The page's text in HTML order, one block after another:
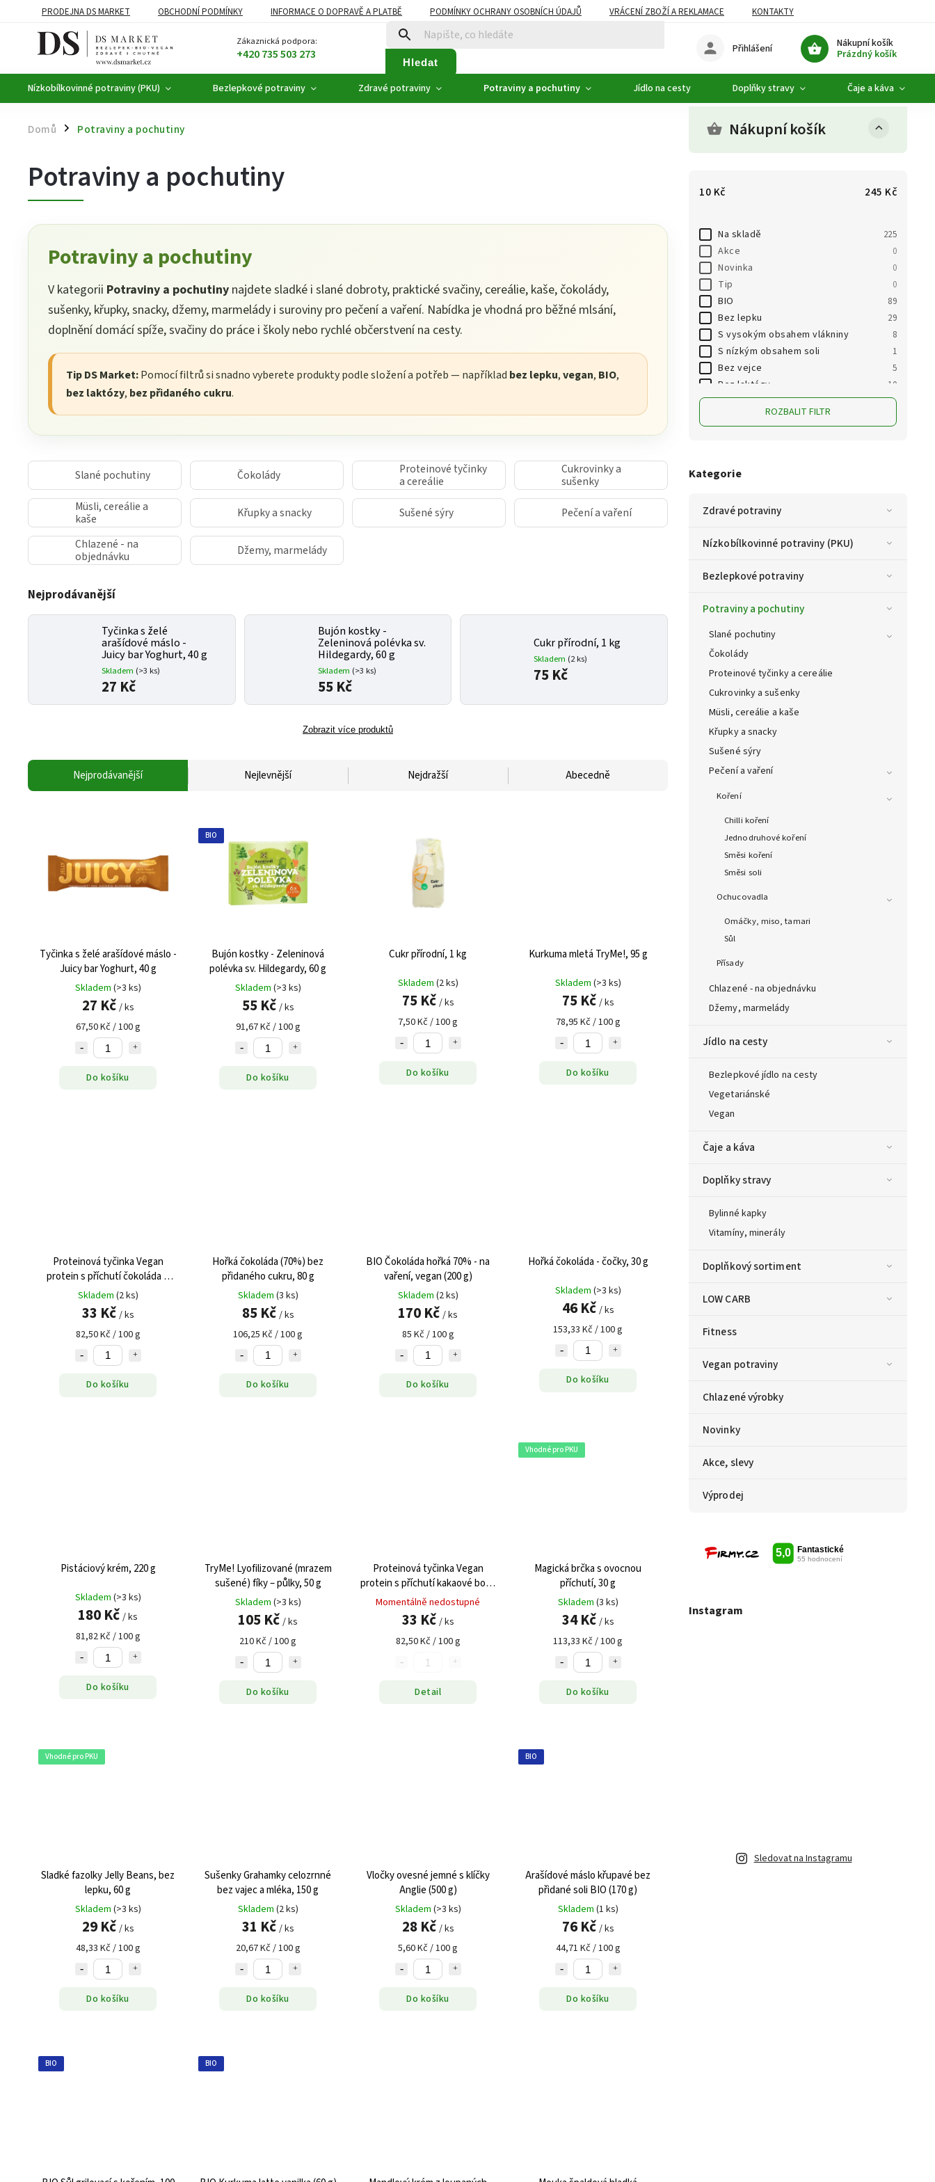
PRODEJNA DS MARKET OBCHODNÍ PODMÍNKY INFORMACE O DOPRAVĚ A PLATBĚ PODMÍNKY OCHRANY OSOBNÍCH ÚDAJŮ VRÁCENÍ ZBOŽÍ A REKLAMACE
KONTAKTY
BEZLEPKOVÉ POTRAVINY
ZDRAVÉ POTRAVINY NOVINKY AKCE, SLEVY
Zákaznická podpora:
+420 735 503 273 Hledat
Nákupní košík
Prázdný košík
Přihlášení
Nízkobílkovinné potraviny (PKU) Bezlepkové potraviny Zdravé potraviny Potraviny a pochutiny Jídlo na cesty Doplňky stravy Čaje a káva
Domů / Potraviny a pochutiny Nákupní košík
10 Kč 245 Kč
Na skladě 225
Akce 0
Novinka 0
Tip 0
BIO 89
Bez lepku 29
S vysokým obsahem vlákniny 8
S nízkým obsahem soli 1
Bez vejce 5
Bez laktózy 10
Vegan 64
Bez konzervantů
Vhodné pro PKU
ROZBALIT FILTR
Kategorie
Zdravé potraviny
Nízkobílkovinné potraviny (PKU)
Bezlepkové potraviny
Potraviny a pochutiny
Slané pochutiny
Čokolády
Proteinové tyčinky a cereálie
Cukrovinky a sušenky
Müsli, cereálie a kaše
Křupky a snacky
Sušené sýry
Pečení a vaření
Koření
Chilli koření
Jednodruhové koření
Směsi koření
Směsi soli
Ochucovadla
Omáčky, miso, tamari
Sůl
Přísady
Chlazené - na objednávku
Džemy, marmelády
Jídlo na cesty
Bezlepkové jídlo na cesty
Vegetariánské
Vegan
Čaje a káva
Doplňky stravy
Bylinné kapky
Vitamíny, minerály
Doplňkový sortiment
LOW CARB
Fitness
Vegan potraviny
Chlazené výrobky
Novinky
Akce, slevy
Výprodej
Instagram
Sledovat na Instagramu
Potraviny a pochutiny
Potraviny a pochutiny
V kategorii Potraviny a pochutiny najdete sladké i slané dobroty, praktické svačiny, cereálie, kaše, čokolády,
sušenky, křupky, snacky, džemy, marmelády i suroviny pro pečení a vaření. Nabídka je vhodná pro běžné mlsání,
doplnění domácí spíže, svačiny do práce i školy nebo rychlé občerstvení na cesty.
Tip DS Market:Pomocí filtrů si snadno vyberete produkty podle složení a potřeb — například bez lepku,vegan, BIO,
bez laktózy, bez přidaného cukru.
Slané pochutiny Čokolády
Proteinové tyčinky
a cereálie
Cukrovinky a
sušenky
Müsli, cereálie a
kaše
Křupky a snacky Sušené sýry Pečení a vaření
Chlazené - na
objednávku
Džemy, marmelády
Nejprodávanější
Tyčinka s želé
arašídové máslo -
Juicy bar Yoghurt, 40 g
Skladem (>3 ks)
27 Kč
Bujón kostky -
Zeleninová polévka sv.
Hildegardy, 60 g
Skladem (>3 ks)
55 Kč
Cukr přírodní, 1 kg
Skladem (2 ks)
75 Kč
Zobrazit více produktů
Nejprodávanější Nejlevnější Nejdražší Abecedně
Tyčinka s želé arašídové máslo -
Juicy bar Yoghurt, 40 g
Skladem (>3 ks)
27 Kč / ks
67,50 Kč / 100 g
Do košíku
BIO
Bujón kostky - Zeleninová
polévka sv. Hildegardy, 60 g
Skladem (>3 ks)
55 Kč / ks
91,67 Kč / 100 g
Do košíku
Cukr přírodní, 1 kg
Skladem (2 ks)
75 Kč / ks
7,50 Kč / 100 g
Do košíku
Kurkuma mletá TryMe!, 95 g
Skladem (>3 ks)
75 Kč / ks
78,95 Kč / 100 g
Do košíku
Proteinová tyčinka Vegan
protein s příchutí čokoláda &
mandarinka (40 g)
Skladem (2 ks)
33 Kč / ks
82,50 Kč / 100 g
Do košíku
Hořká čokoláda (70%) bez
přidaného cukru, 80 g
Skladem (3 ks)
85 Kč / ks
106,25 Kč / 100 g
Do košíku
BIO Čokoláda hořká 70% - na
vaření, vegan (200 g)
Skladem (2 ks)
170 Kč / ks
85 Kč / 100 g
Do košíku
Hořká čokoláda - čočky, 30 g
Skladem (>3 ks)
46 Kč / ks
153,33 Kč / 100 g
Do košíku
Pistáciový krém, 220 g
Skladem (>3 ks)
180 Kč / ks
81,82 Kč / 100 g
Do košíku
TryMe! Lyofilizované (mrazem
sušené) fíky – půlky, 50 g
Skladem (>3 ks)
105 Kč / ks
210 Kč / 100 g
Do košíku
Proteinová tyčinka Vegan
protein s příchutí kakaové boby
(40 g)
Momentálně nedostupné
33 Kč / ks
82,50 Kč / 100 g
Detail
Vhodné pro PKU
Magická brčka s ovocnou
příchutí, 30 g
Skladem (3 ks)
34 Kč / ks
113,33 Kč / 100 g
Do košíku
Vhodné pro PKU
Sladké fazolky Jelly Beans, bez
lepku, 60 g
Skladem (>3 ks)
29 Kč / ks
48,33 Kč / 100 g
Do košíku
Sušenky Grahamky celozrnné
bez vajec a mléka, 150 g
Skladem (2 ks)
31 Kč / ks
20,67 Kč / 100 g
Do košíku
Vločky ovesné jemné s klíčky
Anglie (500 g)
Skladem (>3 ks)
28 Kč / ks
5,60 Kč / 100 g
Do košíku
BIO
Arašídové máslo křupavé bez
přidané soli BIO (170 g)
Skladem (1 ks)
76 Kč / ks
44,71 Kč / 100 g
Do košíku
BIO BIO